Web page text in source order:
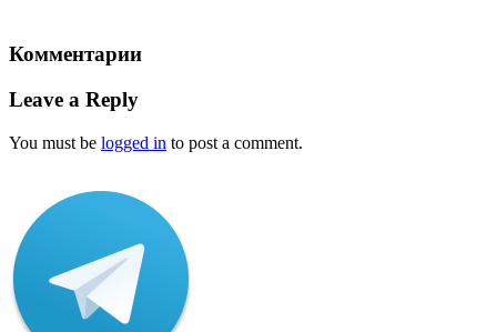
Комментарии
Leave a Reply
You must be logged in to post a comment.